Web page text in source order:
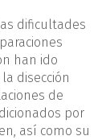
dificultades
han ido
disección
de
por
así como su